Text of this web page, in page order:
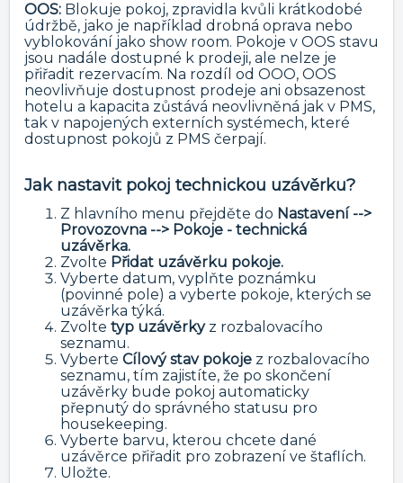
OOS: Blokuje pokoj, zpravidla kvůli krátkodobé
údržbě, jako je například drobná oprava nebo
vyblokování jako show room. Pokoje v OOS stavu
jsou nadále dostupné k prodeji, ale nelze je
přiřadit rezervacím. Na rozdíl od OOO, OOS
neovlivňuje dostupnost prodeje ani obsazenost
hotelu a kapacita zůstává neovlivněná jak v PMS,
tak v napojených externích systémech, které
dostupnost pokojů z PMS čerpají.
Jak nastavit pokoj technickou uzávěrku?
Z hlavního menu přejděte do Nastavení -->
Provozovna --> Pokoje - technická
uzávěrka.
Zvolte Přidat uzávěrku pokoje.
Vyberte datum, vyplňte poznámku
(povinné pole) a vyberte pokoje, kterých se
uzávěrka týká.
Zvolte typ uzávěrky z rozbalovacího
seznamu.
Vyberte Cílový stav pokoje z rozbalovacího
seznamu, tím zajistíte, že po skončení
uzávěrky bude pokoj automaticky
přepnutý do správného statusu pro
housekeeping.
Vyberte barvu, kterou chcete dané
uzávěrce přiřadit pro zobrazení ve štaflích.
Uložte.